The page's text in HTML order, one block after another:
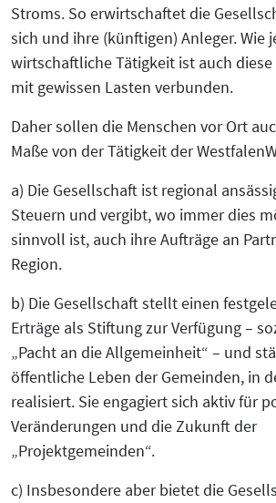
Stroms. So erwirtschaftet die
sich und ihre (künftigen) Anleger. Wie
wirtschaftliche Tätigkeit ist auch
mit gewissen Lasten verbunden.
Daher sollen die Menschen vor Ort
Maße von der Tätigkeit der
a) Die Gesellschaft ist regional
Steuern und vergibt, wo immer dies
sinnvoll ist, auch ihre Aufträge an
Region.
b) Die Gesellschaft stellt einen
Erträge als Stiftung zur Verfügung –
„Pacht an die Allgemeinheit“ – und
öffentliche Leben der Gemeinden, in
realisiert. Sie engagiert sich aktiv für
Veränderungen und die Zukunft der
„Projektgemeinden“.
c) Insbesondere aber bietet die
progressivKI (ausgelaufen)